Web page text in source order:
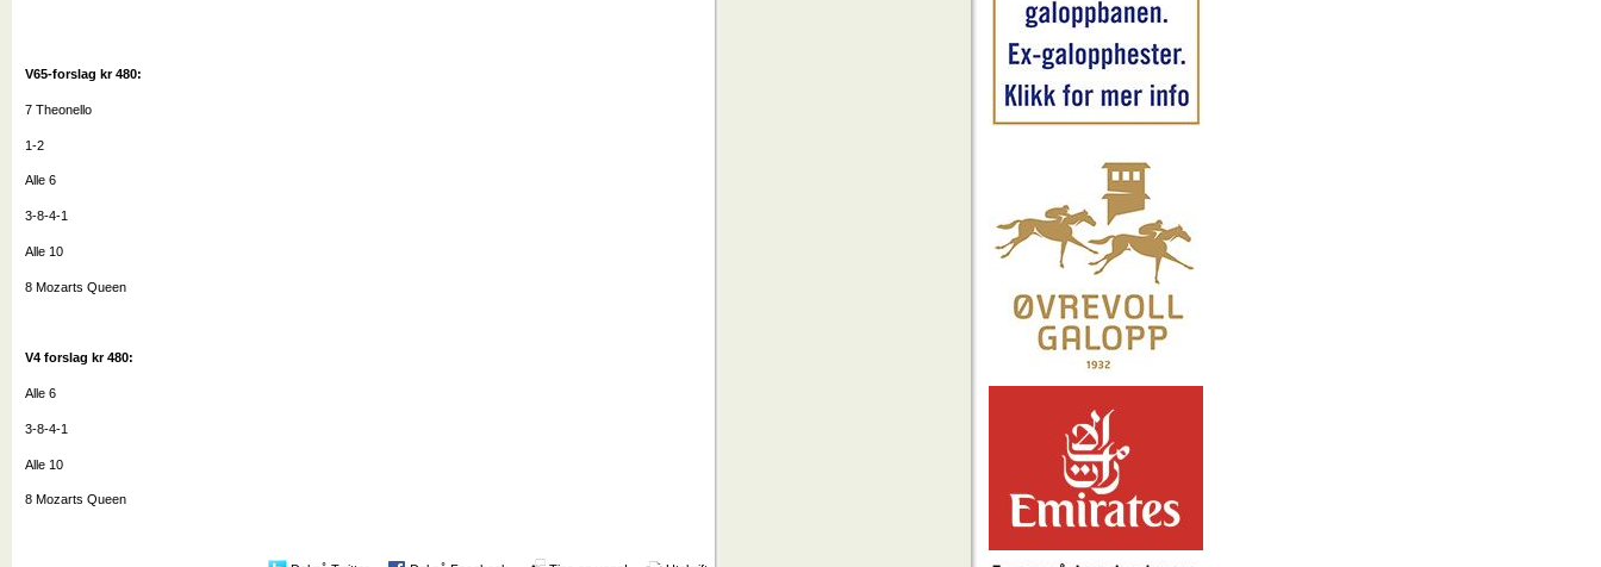
V65-forslag kr 480:
7 Theonello
1-2
Alle 6
3-8-4-1
Alle 10
8 Mozarts Queen
V4 forslag kr 480:
Alle 6
3-8-4-1
Alle 10
8 Mozarts Queen